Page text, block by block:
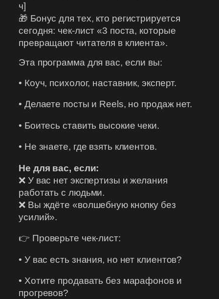
ч]
🎁 Бонус для тех, кто регистрируется
сегодня: чек-лист «3 поста, которые
превращают читателя в клиента».
Эта программа для вас, если вы:
• Коуч, психолог, наставник, эксперт.
• Делаете посты и Reels, но продаж нет.
• Боитесь ставить высокие чеки.
• Не знаете, где взять клиентов.
Не для вас, если:
❌ У вас нет экспертизы и желания
работать с людьми.
❌ Вы ждёте «волшебную кнопку без
усилий».
👉 Проверьте чек-лист:
• У вас есть знания, но нет клиентов?
• Хотите продавать без марафонов и
прогревов?